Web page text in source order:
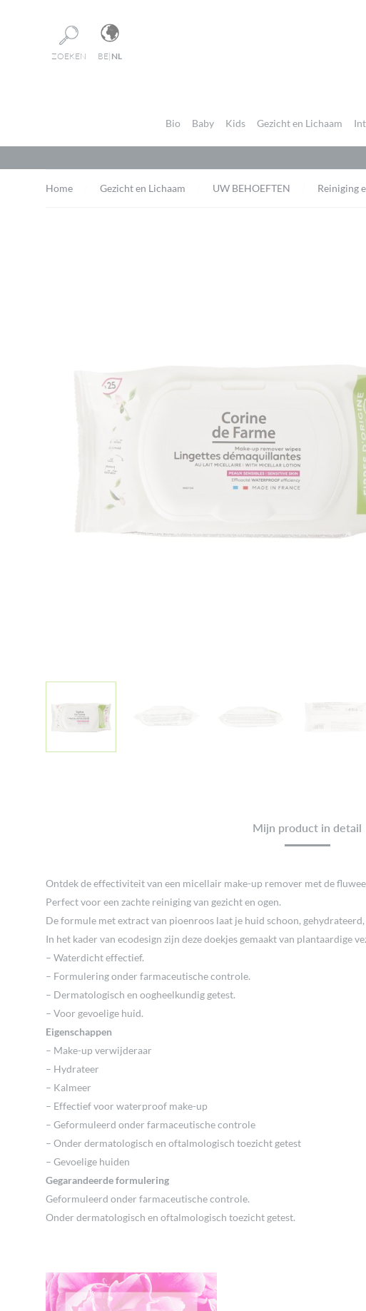
ZOEKEN BE| NL
Bio Baby Kids Gezicht en Lichaam
Home Gezicht en Lichaam UW BEHOEFTEN Reiniging
Mijn product in detail
Ontdek de effectiviteit van een micellair make-up remover met de
Perfect voor een zachte reiniging van gezicht en ogen.
De formule met extract van pioenroos laat je huid schoon, gehydrateerd,
In het kader van ecodesign zijn deze doekjes gemaakt van plantaardige
– Waterdicht effectief.
– Formulering onder farmaceutische controle.
– Dermatologisch en oogheelkundig getest.
– Voor gevoelige huid.
Eigenschappen
– Make-up verwijderaar
– Hydrateer
– Kalmeer
– Effectief voor waterproof make-up
– Geformuleerd onder farmaceutische controle
– Onder dermatologisch en oftalmologisch toezicht getest
– Gevoelige huiden
Gegarandeerde formulering
Geformuleerd onder farmaceutische controle.
Onder dermatologisch en oftalmologisch toezicht getest.
Je